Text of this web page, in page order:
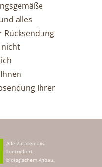
al­les
Rücksendung
nicht
Ihrer
Alle Zutaten aus
kontrolliert
biologischem Anbau.